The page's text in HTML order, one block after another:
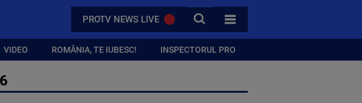
PROTV NEWS LIVE CAUTA
TOATE CATEGORIILE
VIDEO ROMÂNIA, TE IUBESC! INSPECTORUL PRO